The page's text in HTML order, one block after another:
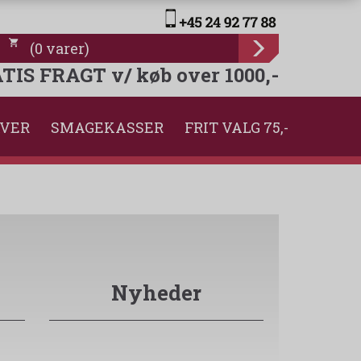
(0 varer)
FRAGT v/ køb over 1000,-
SMAGEKASSER FRIT VALG 75,-
Nyheder